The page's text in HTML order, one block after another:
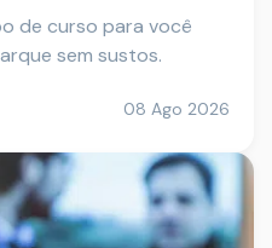
de curso para você
sem sustos.
08 Ago 2026